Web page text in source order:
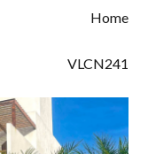
Home
VLCN241